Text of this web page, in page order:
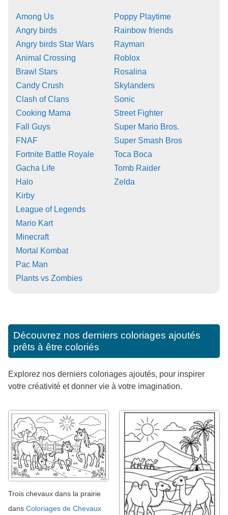
Among Us
Angry birds
Angry birds Star Wars
Animal Crossing
Brawl Stars
Candy Crush
Clash of Clans
Cooking Mama
Fall Guys
FNAF
Fortnite Battle Royale
Gacha Life
Halo
Kirby
League of Legends
Mario Kart
Minecraft
Mortal Kombat
Pac Man
Plants vs Zombies
Poppy Playtime
Rainbow friends
Rayman
Roblox
Rosalina
Skylanders
Sonic
Street Fighter
Super Mario Bros.
Super Smash Bros
Toca Boca
Tomb Raider
Zelda
Découvrez nos derniers coloriages ajoutés
prêts à être coloriés
Explorez nos derniers coloriages ajoutés, pour inspirer
votre créativité et donner vie à votre imagination.
Trois chevaux dans la prairie
dans Coloriages de Chevaux